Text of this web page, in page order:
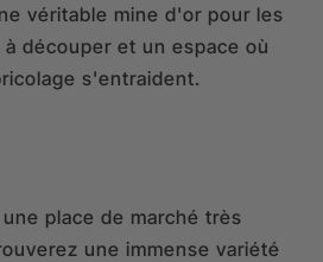
véritable mine d'or pour les
découper et un espace où
s'entraident.
place de marché très
une immense variété